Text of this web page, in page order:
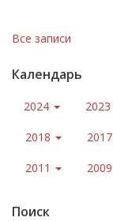
Все записи
Календарь
2024 2023
2018 2017
2011 2009
Поиск